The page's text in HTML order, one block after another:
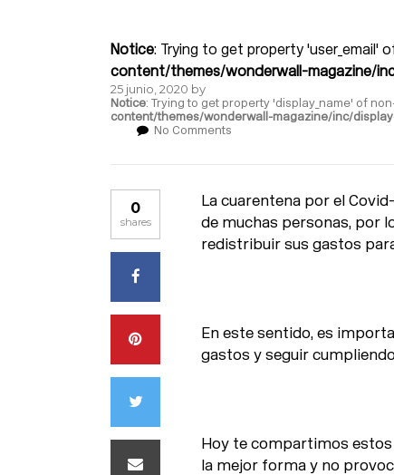
Notice: Trying to get property 'user_email'
content/themes/wonderwall-magazine/
25 junio, 2020 by
Notice: Trying to get property 'display_name' of
content/themes/wonderwall-magazine/inc/
No Comments
La cuarentena por el
de muchas personas, por
redistribuir sus gastos
En este sentido, es
gastos y seguir
Hoy te compartimos
la mejor forma y no
0
shares